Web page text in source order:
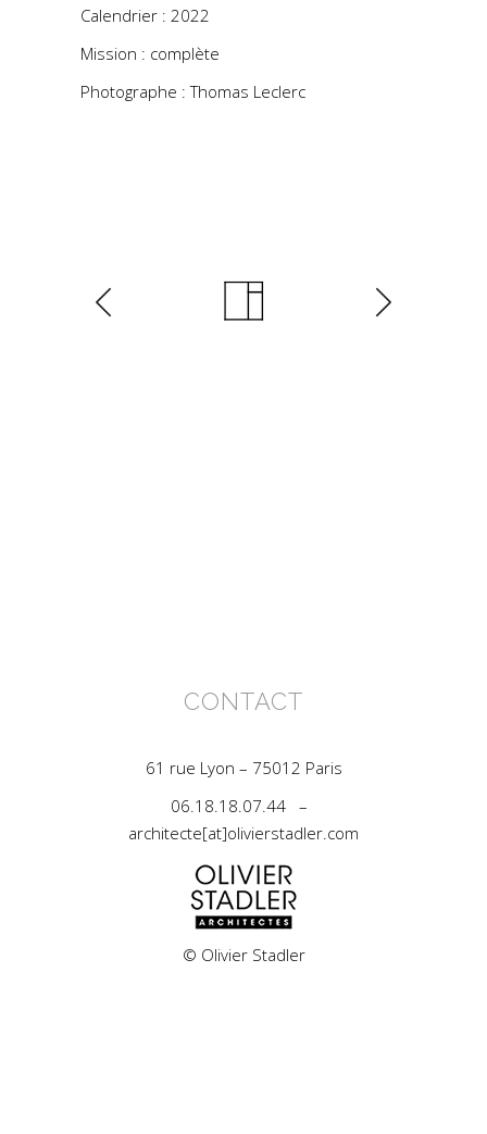
Calendrier : 2022
Mission : complète
Photographe : Thomas Leclerc
CONTACT
61 rue Lyon – 75012 Paris
06.18.18.07.44 –
architecte[at]olivierstadler.com
© Olivier Stadler